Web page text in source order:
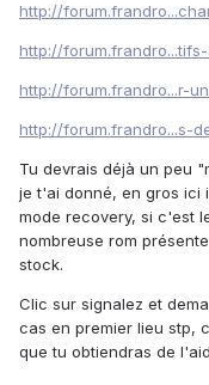
http://
http://
http://forum.frandro...r-
http://forum.frandro...s-
Tu devrais déjà un peu
je t'ai donné, en gros ici
mode recovery, si c'est
nombreuse rom
stock.
Clic sur signalez et
cas en premier lieu stp,
que tu obtiendras de